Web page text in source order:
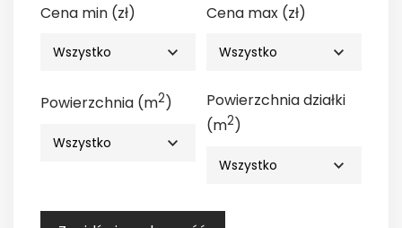
Cena min (zł) Cena max (zł)
Powierzchnia (m2)
Powierzchnia działki
(m2)